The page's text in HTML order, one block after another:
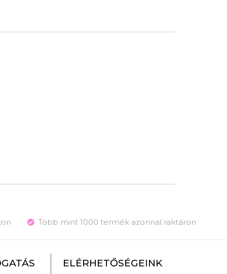
Több mint 1000 termék azonnal raktáron
ELÉRHETŐSÉGEINK